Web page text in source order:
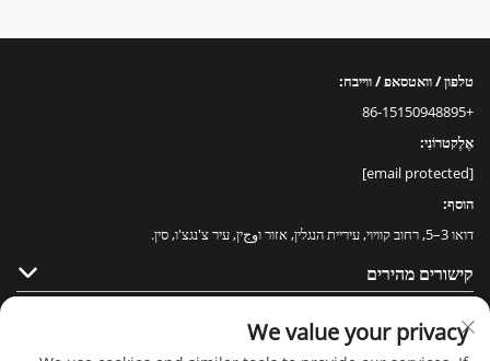
טלפון / וואטסאפ / ווייבח:
+86-15150948895
אֶלֶקטרוֹנִי:
[email protected]
הוסף:
דואו 3–5, רחוב קוויוי, עיריית הנגלין, אזור וوجין, עיר צ'נגצ'ו, סין.
קישורים מהירים
מוצרים
We value your privacy